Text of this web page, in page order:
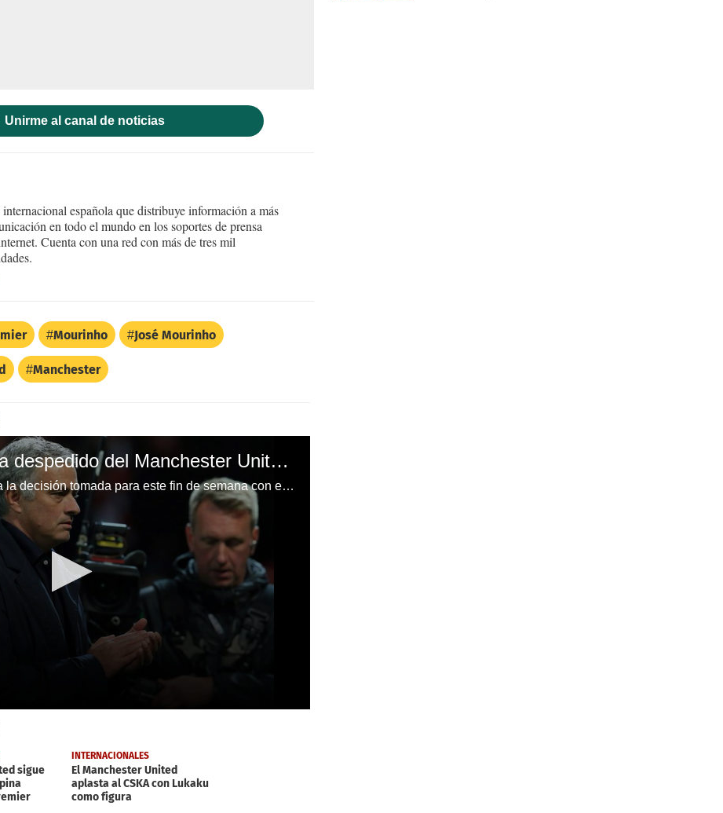
Unirme al canal de noticias
española que distribuye información a más
en todo el mundo en los soportes de prensa
Cuenta con una red con más de tres mil
Mourinho José Mourinho
Manchester
José Mourinho sería despedido del Manchester United aunque gane
Manchester United ya tendría la decisión tomada para este fin de semana con el técnico Mourinho.
sigue
INTERNACIONALES
El Manchester United
aplasta al CSKA con Lukaku
como figura